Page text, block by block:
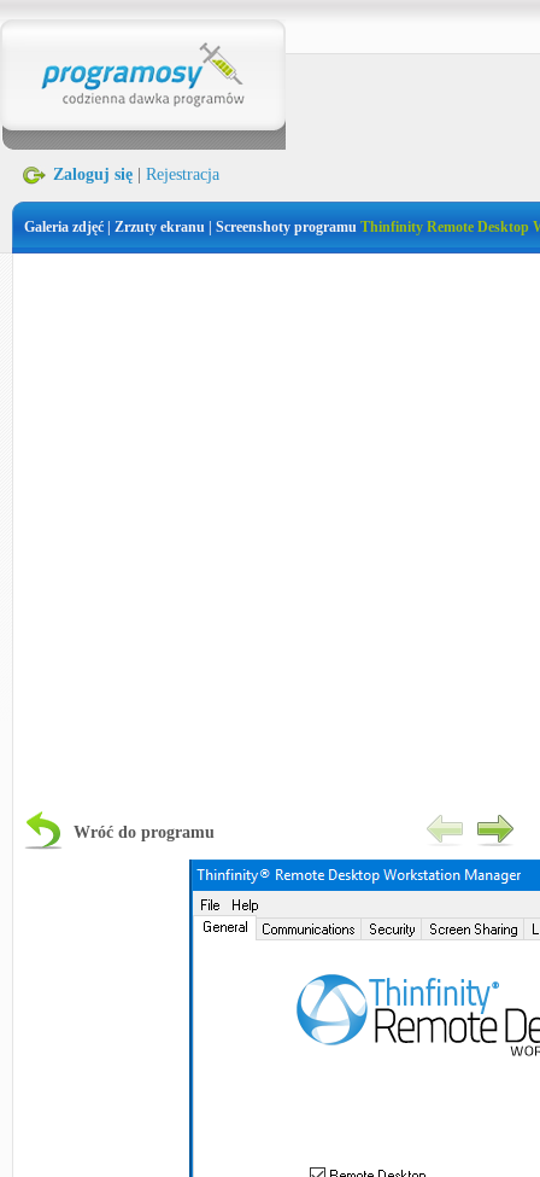
Zaloguj się Rejestracja
Galeria zdjęć | Zrzuty ekranu | Screenshoty programu Thinfinity Remote Desktop
Wróć do programu